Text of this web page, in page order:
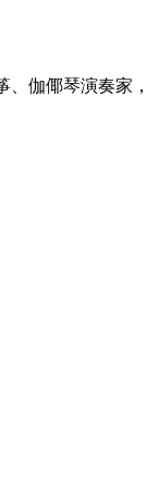
伽倻琴演奏家，